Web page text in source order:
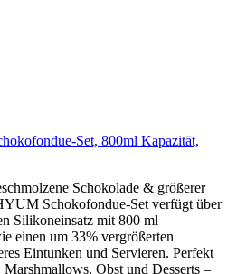
Set, 800ml Kapazität,
Schokolade & größerer
Schokofondue-Set verfügt über
Silikoneinsatz mit 800 ml
einen um 33% vergrößerten
Eintunken und Servieren. Perfekt
Obst und Desserts –